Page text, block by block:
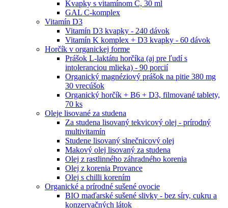
Kvapky s vitamínom C, 30 ml
GAL C-komplex
Vitamín D3
Vitamín D3 kvapky - 240 dávok
Vitamín K komplex + D3 kvapky - 60 dávok
Horčík v organickej forme
Prášok L-laktátu horčíka (aj pre ľudí s
intoleranciou mlieka) - 90 porcií
Organický magnéziový prášok na pitie 380 mg
30 vrecúšok
Organický horčík + B6 + D3, filmované tablety,
70 ks
Oleje lisované za studena
Za studena lisovaný tekvicový olej - prírodný
multivitamín
Studene lisovaný slnečnicový olej
Makový olej lisovaný za studena
Olej z rastlinného záhradného korenia
Olej z korenia Provance
Olej s chilli korením
Organické a prírodné sušené ovocie
BIO maďarské sušené slivky - bez síry, cukru a
konzervačných látok